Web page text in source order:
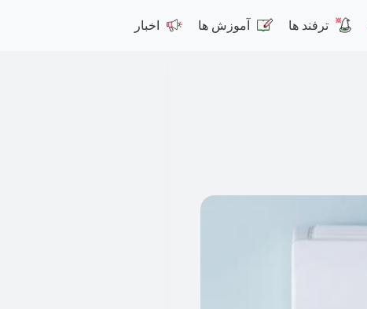
ترفند ها آموزش ها اخبار